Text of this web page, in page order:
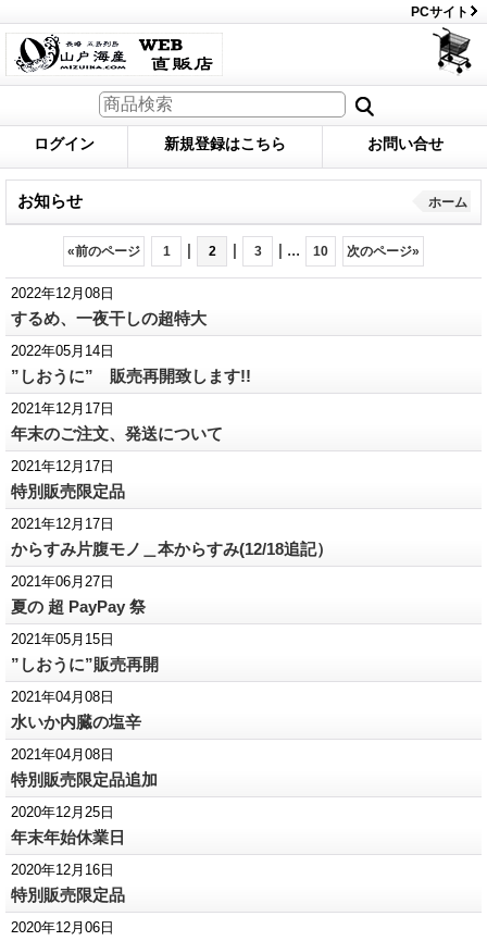
PCサイト
ログイン 新規登録はこちら お問い合せ
お知らせ ホーム
«前のページ 1 | 2 | 3 | ... 10 次のページ»
2022年12月08日
するめ、一夜干しの超特大
2022年05月14日
”しおうに” 販売再開致します!!
2021年12月17日
年末のご注文、発送について
2021年12月17日
特別販売限定品
2021年12月17日
からすみ片腹モノ＿本からすみ(12/18追記）
2021年06月27日
夏の 超 PayPay 祭
2021年05月15日
”しおうに”販売再開
2021年04月08日
水いか内臓の塩辛
2021年04月08日
特別販売限定品追加
2020年12月25日
年末年始休業日
2020年12月16日
特別販売限定品
2020年12月06日